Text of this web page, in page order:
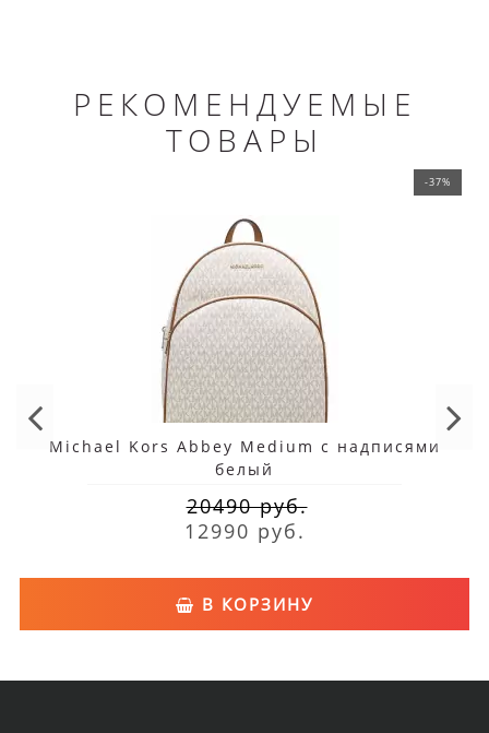
РЕКОМЕНДУЕМЫЕ
ТОВАРЫ
-37%
Michael Kors Abbey Medium с надписями
белый
20490 руб.
12990 руб.
В КОРЗИНУ